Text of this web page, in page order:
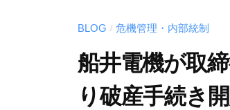
BLOG / 危機管理・内部統制
船井電機が取
り破産手続き